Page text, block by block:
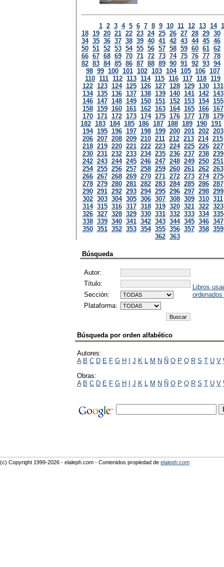
1 2 3 4 5 6 7 8 9 10 11 12 13 14
18 19 20 21 22 23 24 25 26 27 28 29 30
34 35 36 37 38 39 40 41 42 43 44 45 46
50 51 52 53 54 55 56 57 58 59 60 61 62
66 67 68 69 70 71 72 73 74 75 76 77 78
82 83 84 85 86 87 88 89 90 91 92 93 94
98 99 100 101 102 103 104 105 106 107
110 111 112 113 114 115 116 117 118 119
122 123 124 125 126 127 128 129 130 131
134 135 136 137 138 139 140 141 142 143
146 147 148 149 150 151 152 153 154 155
158 159 160 161 162 163 164 165 166 167
170 171 172 173 174 175 176 177 178 179
182 183 184 185 186 187 188 189 190 191
194 195 196 197 198 199 200 201 202 203
206 207 208 209 210 211 212 213 214 215
218 219 220 221 222 223 224 225 226 227
230 231 232 233 234 235 236 237 238 239
242 243 244 245 246 247 248 249 250 251
254 255 256 257 258 259 260 261 262 263
266 267 268 269 270 271 272 273 274 275
278 279 280 281 282 283 284 285 286 287
290 291 292 293 294 295 296 297 298 299
302 303 304 305 306 307 308 309 310 311
314 315 316 317 318 319 320 321 322 323
326 327 328 329 330 331 332 333 334 335
338 339 340 341 342 343 344 345 346 347
350 351 352 353 354 355 356 357 358 359
362 363
Búsqueda
Autor:
Título:
Sección:
Plataforma:
Libros
Búsqueda por orden alfabético
Autores:
A B C D E F G H I J K L M N Ñ O P Q R S T U V
Obras:
A B C D E F G H I J K L M N Ñ O P Q R S T U V
(c) Copyright 1999-2026 - elaleph.com - Contenidos propiedad de elaleph.com